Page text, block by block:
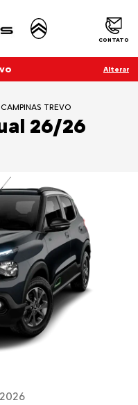
CONTATO
Alterar
TREVO
26/26